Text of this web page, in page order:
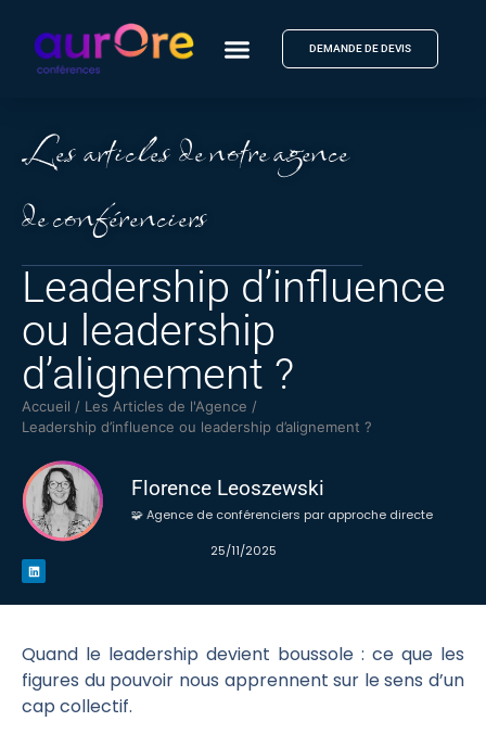
DEMANDE DE DEVIS
Les articles de notre agence
de conférenciers
Leadership d’influence
ou leadership
d’alignement ?
Accueil / Les Articles de l'Agence /
Leadership d’influence ou leadership d’alignement ?
Florence Leoszewski
🧩 Agence de conférenciers par approche directe
25/11/2025
Quand le leadership devient boussole : ce que les
figures du pouvoir nous apprennent sur le sens d’un
cap collectif.